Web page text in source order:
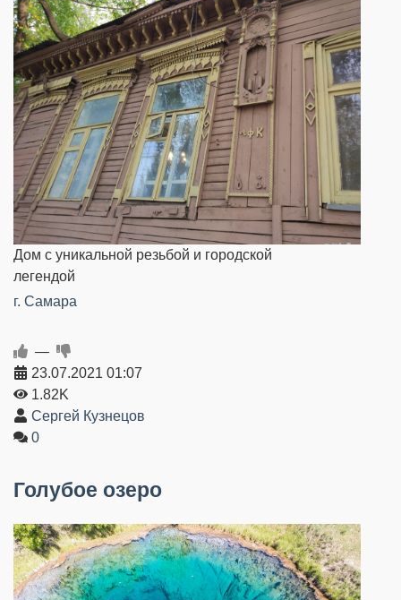
Дом с уникальной резьбой и городской
легендой
г. Самара
—
23.07.2021 01:07
1.82K
Сергей Кузнецов
0
Голубое озеро